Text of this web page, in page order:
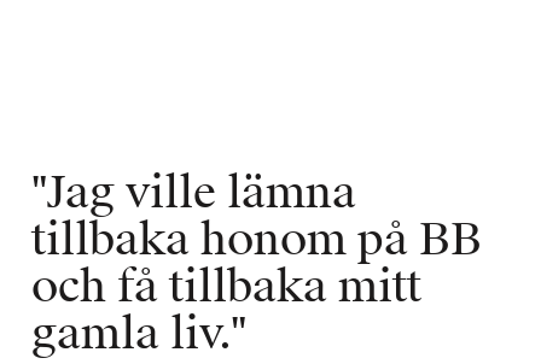
"Jag ville lämna
tillbaka honom på BB
och få tillbaka mitt
gamla liv."